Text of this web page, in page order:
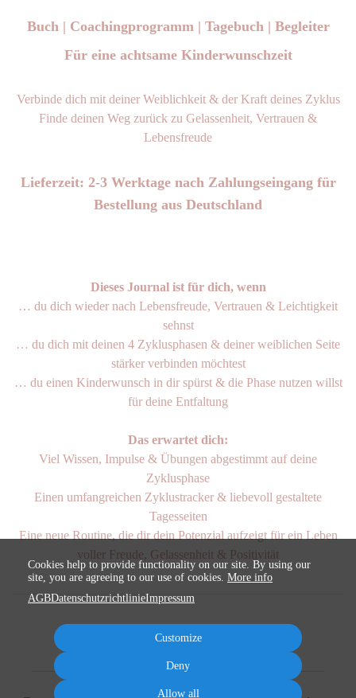
Buch | Coachingprogramm | Tagebuch | Begleiter
Für eine achtsame Kinderwunschzeit
Verbinde dich mit deiner Weiblichkeit & der Kraft deines Zyklus
Finde deinen Weg zurück zu Gelassenheit, Vertrauen &
Lebensfreude
Lieferzeit: 2-3 Werktage nach Zahlungseingang für
Bestellung aus Deutschland
Dieses Journal ist für dich, wenn
… du dich wieder nach Lebensfreude, Vertrauen & Leichtigkeit
sehnst
… du dich mit deinen 4 Zyklusphasen & deiner weiblichen Seite
stärker verbinden möchtest
… du einen Kinderwunsch in dir spürst & die Phase nutzen willst
für deine Entfaltung
Das erwartet dich:
Viel Wissen, Impulse & Übungen abgestimmt auf deine
Zyklusphase
Einen umfangreichen Zyklustracker & liebevoll gestaltete
Tagesseiten
Eine neue Routine, die dir dein Potenzial aufzeigt für ein Leben
voller Freude, Gelassenheit & Positivität
Cookies help to provide functionality on our site. By using our
site, you are agreeing to our use of cookies. More info
AGBDatenschutzrichtlinieImpressum
Customize
Deny
Allow all